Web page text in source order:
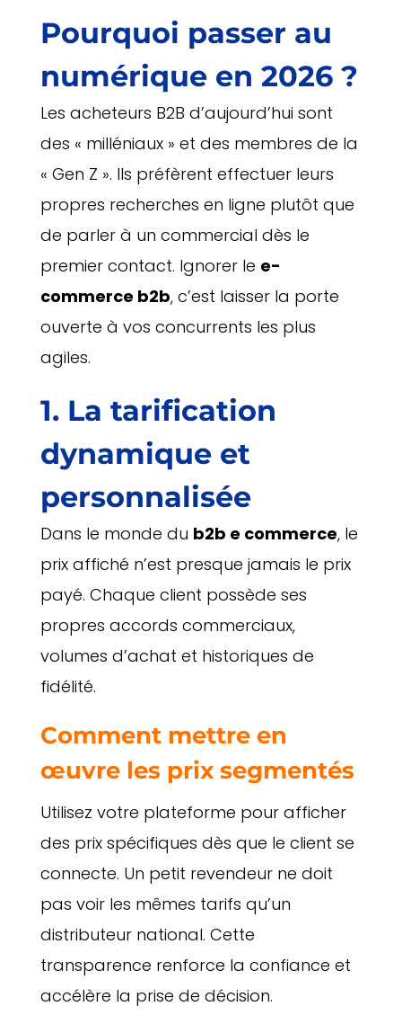
Pourquoi passer au
numérique en 2026 ?
Les acheteurs B2B d’aujourd’hui sont
des « milléniaux » et des membres de la
« Gen Z ». Ils préfèrent effectuer leurs
propres recherches en ligne plutôt que
de parler à un commercial dès le
premier contact. Ignorer le e-
commerce b2b, c’est laisser la porte
ouverte à vos concurrents les plus
agiles.
1. La tarification
dynamique et
personnalisée
Dans le monde du b2b e commerce, le
prix affiché n’est presque jamais le prix
payé. Chaque client possède ses
propres accords commerciaux,
volumes d’achat et historiques de
fidélité.
Comment mettre en
œuvre les prix segmentés
Utilisez votre plateforme pour afficher
des prix spécifiques dès que le client se
connecte. Un petit revendeur ne doit
pas voir les mêmes tarifs qu’un
distributeur national. Cette
transparence renforce la confiance et
accélère la prise de décision.